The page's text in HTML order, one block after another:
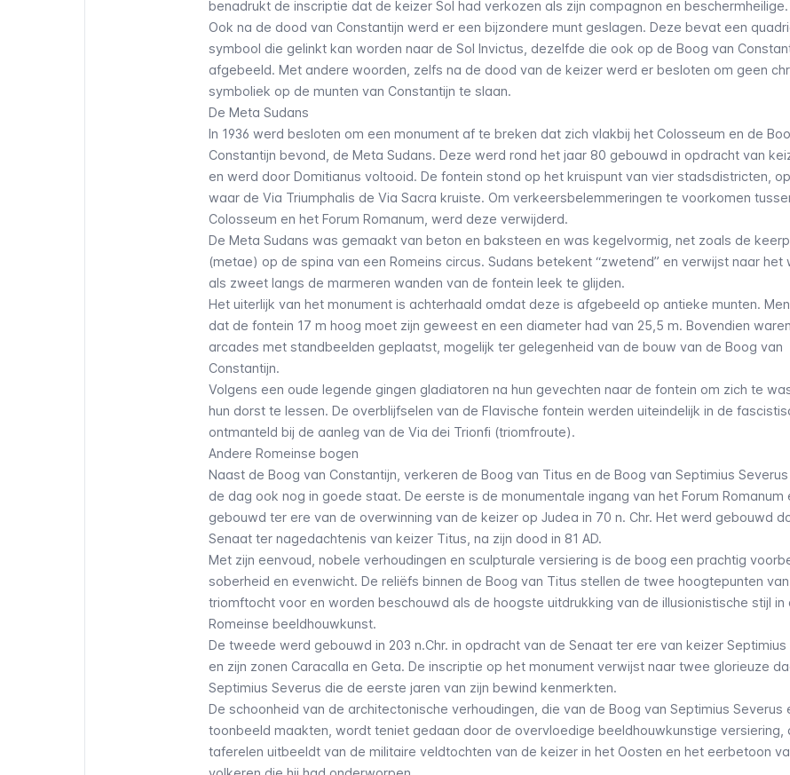
benadrukt de inscriptie dat de keizer Sol had verkozen als zijn compagnon en beschermheilige.
Ook na de dood van Constantijn werd er een bijzondere munt geslagen. Deze bevat een
symbool die gelinkt kan worden naar de Sol Invictus , dezelfde die ook op de Boog van
afgebeeld. Met andere woorden, zelfs na de dood van de keizer werd er besloten om geen
symboliek op de munten van Constantijn te slaan.
De Meta Sudans
In 1936 werd besloten om een monument af te breken dat zich vlakbij het Colosseum en de
Constantijn bevond, de Meta Sudans. Deze werd rond het jaar 80 gebouwd in opdracht van
en werd door Domitianus voltooid. De fontein stond op het kruispunt van vier stadsdistricten,
waar de Via Triumphalis de Via Sacra kruiste. Om verkeersbelemmeringen te voorkomen
Colosseum en het Forum Romanum, werd deze verwijderd.
De Meta Sudans was gemaakt van beton en baksteen en was kegelvormig, net zoals de
(metae) op de spina van een Romeins circus. Sudans betekent “zwetend” en verwijst naar het
als zweet langs de marmeren wanden van de fontein leek te glijden.
Het uiterlijk van het monument is achterhaald omdat deze is afgebeeld op antieke munten.
dat de fontein 17 m hoog moet zijn geweest en een diameter had van 25,5 m. Bovendien
arcades met standbeelden geplaatst, mogelijk ter gelegenheid van de bouw van de Boog van
Constantijn.
Volgens een oude legende gingen gladiatoren na hun gevechten naar de fontein om zich te
hun dorst te lessen. De overblijfselen van de Flavische fontein werden uiteindelijk in de
ontmanteld bij de aanleg van de Via dei Trionfi (triomfroute).
Andere Romeinse bogen
Naast de Boog van Constantijn, verkeren de Boog van Titus en de Boog van Septimius
de dag ook nog in goede staat. De eerste is de monumentale ingang van het Forum Romanum
gebouwd ter ere van de overwinning van de keizer op Judea in 70 n. Chr. Het werd gebouwd
Senaat ter nagedachtenis van keizer Titus, na zijn dood in 81 AD.
Met zijn eenvoud, nobele verhoudingen en sculpturale versiering is de boog een prachtig
soberheid en evenwicht. De reliëfs binnen de Boog van Titus stellen de twee hoogtepunten
triomftocht voor en worden beschouwd als de hoogste uitdrukking van de illusionistische stijl in
Romeinse beeldhouwkunst.
De tweede werd gebouwd in 203 n.Chr. in opdracht van de Senaat ter ere van keizer Septimius
en zijn zonen Caracalla en Geta. De inscriptie op het monument verwijst naar twee glorieuze
Septimius Severus die de eerste jaren van zijn bewind kenmerkten.
De schoonheid van de architectonische verhoudingen, die van de Boog van Septimius Severus
toonbeeld maakten, wordt teniet gedaan door de overvloedige beeldhouwkunstige versiering,
taferelen uitbeeldt van de militaire veldtochten van de keizer in het Oosten en het eerbetoon